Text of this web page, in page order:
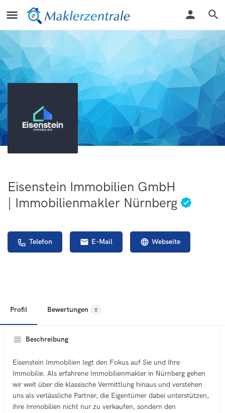
Eisenstein Immobilien GmbH
| Immobilienmakler Nürnberg
Telefon E-Mail Webseite
Profil Bewertungen 0
Beschreibung
Eisenstein Immobilien legt den Fokus auf Sie und Ihre
Immobilie. Als erfahrene Immobilienmakler in Nürnberg gehen
wir weit über die klassische Vermittlung hinaus und verstehen
uns als verlässliche Partner, die Eigentümer dabei unterstützen,
ihre Immobilien nicht nur zu verkaufen, sondern den